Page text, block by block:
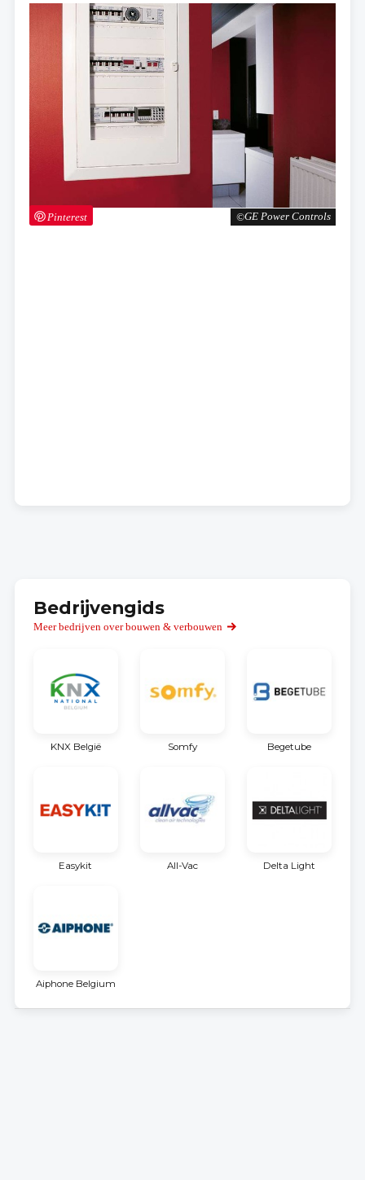
GE Power Controls
Pinterest
Bedrijvengids
Meer bedrijven over bouwen & verbouwen
KNX België Somfy Begetube
Easykit All-Vac Delta Light
Aiphone Belgium